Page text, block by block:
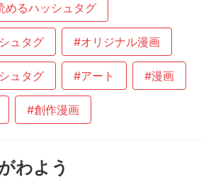
めるハッシュタグ
ュタグ #オリジナル漫画
ュタグ #アート #漫画
#創作漫画
わよう